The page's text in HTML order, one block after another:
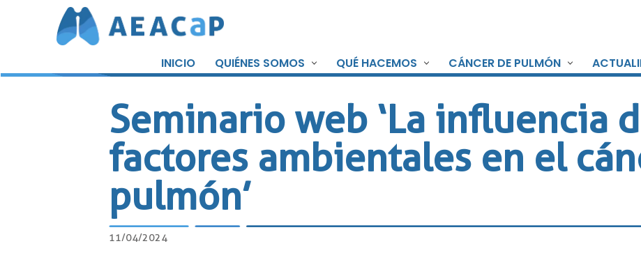
contenido
INICIO QUIÉNES SOMOS QUÉ HACEMOS CÁNCER DE PULMÓN
Seminario web ‘La influencia
factores ambientales en el
pulmón’
11/04/2024